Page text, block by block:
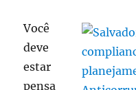
Você
deve
estar
pensa